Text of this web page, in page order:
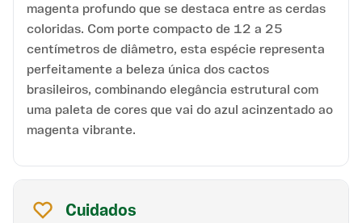
magenta profundo que se destaca entre as cerdas
coloridas. Com porte compacto de 12 a 25
centímetros de diâmetro, esta espécie representa
perfeitamente a beleza única dos cactos
brasileiros, combinando elegância estrutural com
uma paleta de cores que vai do azul acinzentado ao
magenta vibrante.
Cuidados